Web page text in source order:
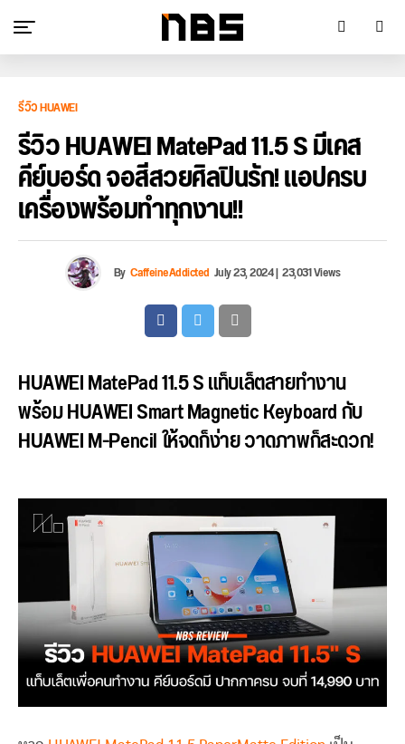
รีวิว HUAWEI
รีวิว HUAWEI MatePad 11.5 S มีเคส
คีย์บอร์ด จอสีสวยศิลปินรัก! แอปครบ
เครื่องพร้อมทำทุกงาน!!
By CaffeineAddicted July 23, 2024|23,031 Views
HUAWEI MatePad 11.5 S แท็บเล็ตสายทำงาน
พร้อม HUAWEI Smart Magnetic Keyboard กับ
HUAWEI M-Pencil ให้จดก็ง่าย วาดภาพก็สะดวก!